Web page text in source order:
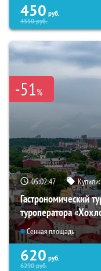
450 руб.
4550руб.
-51%
05:02:46
Гастрономический
туроператора
Сенная площадь
620 руб.
6290руб.